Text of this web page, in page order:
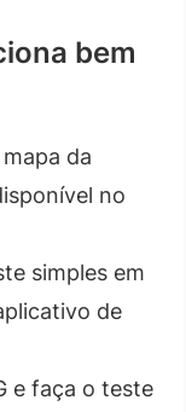
bem
da
no
simples em
de
e faça o teste